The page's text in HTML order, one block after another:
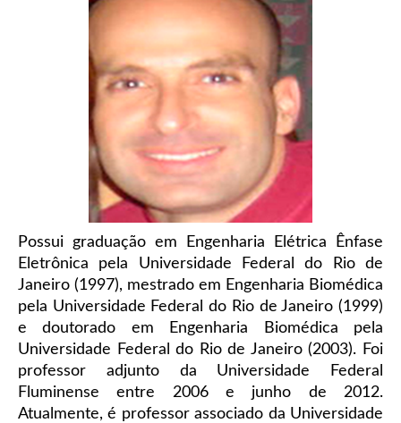
Possui graduação em Engenharia Elétrica Ênfase
Eletrônica pela Universidade Federal do Rio de
Janeiro (1997), mestrado em Engenharia Biomédica
pela Universidade Federal do Rio de Janeiro (1999)
e doutorado em Engenharia Biomédica pela
Universidade Federal do Rio de Janeiro (2003). Foi
professor adjunto da Universidade Federal
Fluminense entre 2006 e junho de 2012.
Atualmente, é professor associado da Universidade